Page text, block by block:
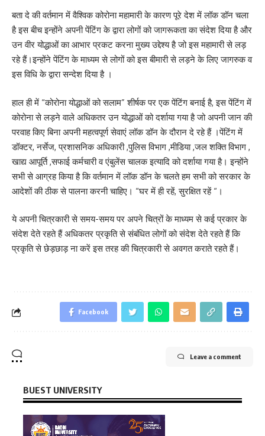
बता दे की वर्तमान में वैश्विक कोरोना महामारी के कारण पूरे देश में लॉक डॉन चला
है इस बीच इन्होंने अपनी पेंटिंग के द्वारा लोगों को जागरूकता का संदेश दिया है और
उन वीर योद्धाओं का आभार प्रकट करना मुख्य उद्देश्य है जो इस महामारी से लड़
रहे हैं।इन्होंने पेंटिंग के माध्यम से लोगों को इस बीमारी से लड़ने के लिए जागरुक व
इस विधि के द्वारा सन्देश दिया है ।
हाल ही में “कोरोना योद्धाओं को सलाम” शीर्षक पर एक पेंटिंग बनाई है, इस पेंटिंग में
कोरोना से लड़ने वाले अधिकतर उन योद्धाओं को दर्शाया गया है जो अपनी जान की
परवाह किए बिना अपनी महत्वपूर्ण सेवाएं लॉक डॉन के दौरान दे रहे हैं ।पेंटिंग में
डॉक्टर, नर्सेज, प्रशासनिक अधिकारी ,पुलिस विभाग ,मीडिया ,जल शक्ति विभाग ,
खाद्य आपूर्ति ,सफाई कर्मचारी व एंबुलेंस चालक इत्यादि को दर्शाया गया है। इन्होंने
सभी से आग्रह किया है कि वर्तमान में लॉक डॉन के चलते हम सभी को सरकार के
आदेशों की ठीक से पालना करनी चाहिए। “घर में ही रहें, सुरक्षित रहें “।
ये अपनी चित्रकारी से समय-समय पर अपने चित्रों के माध्यम से कई प्रकार के
संदेश देते रहते हैं अधिकतर प्रकृति से संबंधित लोगों को संदेश देते रहते हैं कि
प्रकृति से छेड़छाड़ ना करें इस तरह की चित्रकारी से अवगत कराते रहते हैं।
Facebook
Leave a comment
BUEST UNIVERSITY